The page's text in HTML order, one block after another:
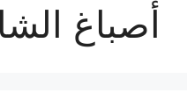
أصباغ